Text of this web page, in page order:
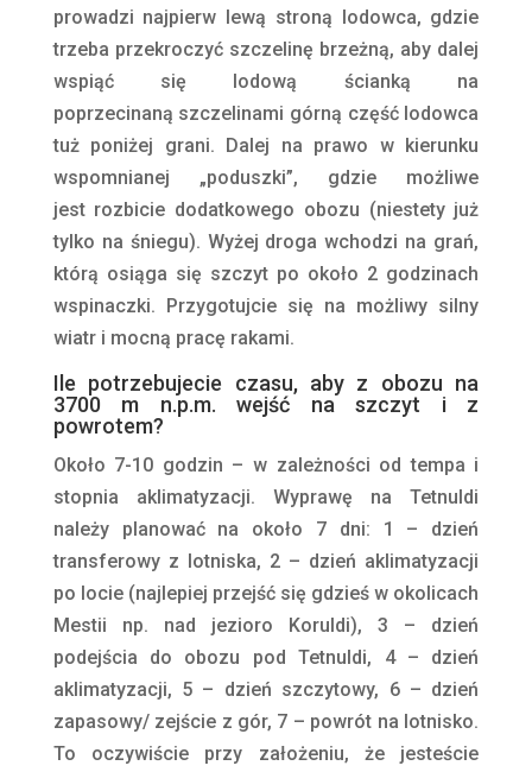
prowadzi najpierw lewą stroną lodowca, gdzie
trzeba przekroczyć szczelinę brzeżną, aby dalej
wspiąć się lodową ścianką na
poprzecinaną szczelinami górną część lodowca
tuż poniżej grani. Dalej na prawo w kierunku
wspomnianej „poduszki”, gdzie możliwe
jest rozbicie dodatkowego obozu (niestety już
tylko na śniegu). Wyżej droga wchodzi na grań,
którą osiąga się szczyt po około 2 godzinach
wspinaczki. Przygotujcie się na możliwy silny
wiatr i mocną pracę rakami.
Ile potrzebujecie czasu, aby z obozu na
3700 m n.p.m. wejść na szczyt i z
powrotem?
Około 7-10 godzin – w zależności od tempa i
stopnia aklimatyzacji. Wyprawę na Tetnuldi
należy planować na około 7 dni: 1 – dzień
transferowy z lotniska, 2 – dzień aklimatyzacji
po locie (najlepiej przejść się gdzieś w okolicach
Mestii np. nad jezioro Koruldi), 3 – dzień
podejścia do obozu pod Tetnuldi, 4 – dzień
aklimatyzacji, 5 – dzień szczytowy, 6 – dzień
zapasowy/ zejście z gór, 7 – powrót na lotnisko.
To oczywiście przy założeniu, że jesteście